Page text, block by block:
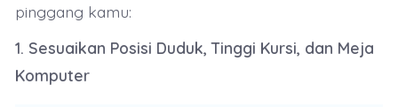
pinggang kamu:
1. Sesuaikan Posisi Duduk, Tinggi Kursi, dan Meja
Komputer